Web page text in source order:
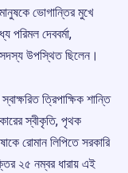
ভোগান্তির মুখে
পরিমল দেববর্মা,
উপস্থিত ছিলেন।
ত্রিপাক্ষিক শান্তি
স্বীকৃতি, পৃথক
রোমান লিপিতে সরকারি
২৫ নম্বর ধারায় এই